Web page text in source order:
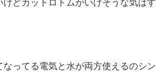
どカットロトムがいけそうな気はす
ってる電気と水が両方使えるのシン